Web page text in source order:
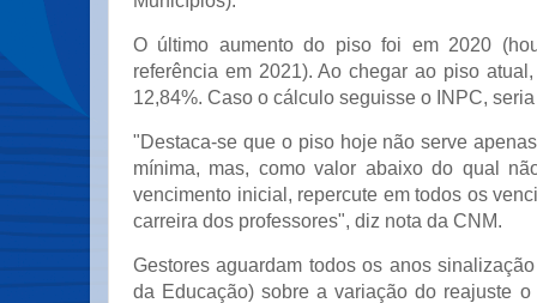
O último aumento do piso foi em 2020
referência em 2021). Ao chegar ao piso
12,84%. Caso o cálculo seguisse o INPC,
"Destaca-se que o piso hoje não serve
mínima, mas, como valor abaixo do qual
vencimento inicial, repercute em todos os
carreira dos professores", diz nota da CNM.
Gestores aguardam todos os anos
da Educação) sobre a variação do reajuste